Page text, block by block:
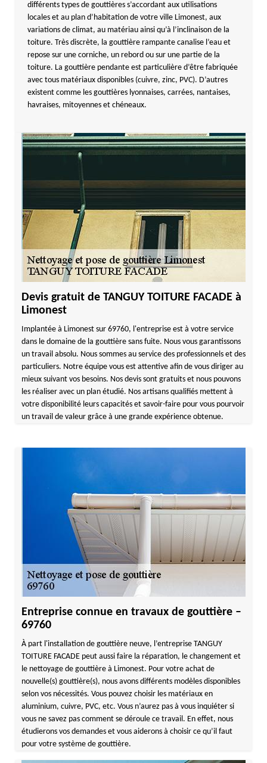
différents types de gouttières s’accordant aux utilisations
locales et au plan d’habitation de votre ville Limonest, aux
variations de climat, au matériau ainsi qu’à l’inclinaison de la
toiture. Très discrète, la gouttière rampante canalise l’eau et
repose sur une corniche, un rebord ou sur une partie de la
toiture. La gouttière pendante est particulière d’être fabriquée
avec tous matériaux disponibles (cuivre, zinc, PVC). D’autres
existent comme les gouttières lyonnaises, carrées, nantaises,
havraises, mitoyennes et chéneaux.
Devis gratuit de TANGUY TOITURE FACADE à
Limonest
Implantée à Limonest sur 69760, l'entreprise est à votre service
dans le domaine de la gouttière sans fuite. Nous vous garantissons
un travail absolu. Nous sommes au service des professionnels et des
particuliers. Notre équipe vous est attentive afin de vous diriger au
mieux suivant vos besoins. Nos devis sont gratuits et nous pouvons
les réaliser avec un plan étudié. Nos artisans qualifiés mettent à
votre disponibilité leurs capacités et savoir-faire pour vous pourvoir
un travail de valeur grâce à une grande expérience obtenue.
Entreprise connue en travaux de gouttière –
69760
À part l'installation de gouttière neuve, l’entreprise TANGUY
TOITURE FACADE peut aussi faire la réparation, le changement et
le nettoyage de gouttière à Limonest. Pour votre achat de
nouvelle(s) gouttière(s), nous avons différents modèles disponibles
selon vos nécessités. Vous pouvez choisir les matériaux en
aluminium, cuivre, PVC, etc. Vous n’aurez pas à vous inquiéter si
vous ne savez pas comment se déroule ce travail. En effet, nous
étudierons vos demandes et vous aiderons à choisir ce qu’il faut
pour votre système de gouttière.